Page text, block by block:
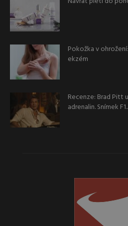
Pokožka v
ekzém
Recenze: Brad Pitt
adrenalin. Snímek